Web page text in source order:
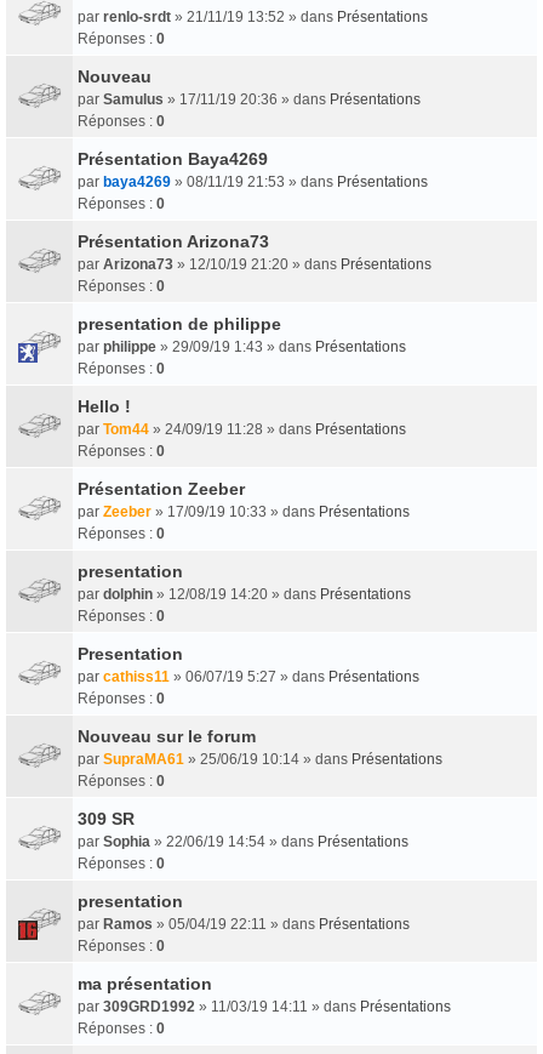
par renlo-srdt » 21/11/19 13:52 » dans Présentations
Réponses : 0
Nouveau
par Samulus » 17/11/19 20:36 » dans Présentations
Réponses : 0
Présentation Baya4269
par baya4269 » 08/11/19 21:53 » dans Présentations
Réponses : 0
Présentation Arizona73
par Arizona73 » 12/10/19 21:20 » dans Présentations
Réponses : 0
presentation de philippe
par philippe » 29/09/19 1:43 » dans Présentations
Réponses : 0
Hello !
par Tom44 » 24/09/19 11:28 » dans Présentations
Réponses : 0
Présentation Zeeber
par Zeeber » 17/09/19 10:33 » dans Présentations
Réponses : 0
presentation
par dolphin » 12/08/19 14:20 » dans Présentations
Réponses : 0
Presentation
par cathiss11 » 06/07/19 5:27 » dans Présentations
Réponses : 0
Nouveau sur le forum
par SupraMA61 » 25/06/19 10:14 » dans Présentations
Réponses : 0
309 SR
par Sophia » 22/06/19 14:54 » dans Présentations
Réponses : 0
presentation
par Ramos » 05/04/19 22:11 » dans Présentations
Réponses : 0
ma présentation
par 309GRD1992 » 11/03/19 14:11 » dans Présentations
Réponses : 0